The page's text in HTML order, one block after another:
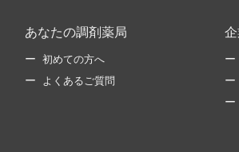
あなたの調剤薬局
初めての方へ
よくあるご質問